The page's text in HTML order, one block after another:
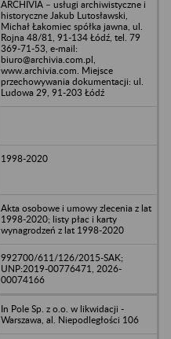
ARCHIVIA – usługi archiwistyczne i
historyczne Jakub Lutosławski,
Michał Łakomiec spółka jawna, ul.
Rojna 48/81, 91-134 Łódź, tel. 79
369-71-53, e-mail:
biuro@archivia.com.pl,
www.archivia.com. Miejsce
przechowywania dokumentacji: ul.
Ludowa 29, 91-203 Łódź
1998-2020
Akta osobowe i umowy zlecenia z lat
1998-2020; listy płac i karty
wynagrodzeń z lat 1998-2020
992700/611/126/2015-SAK;
UNP:2019-00776471, 2026-
00074166
In Pole Sp. z o.o. w likwidacji -
Warszawa, al. Niepodległości 106